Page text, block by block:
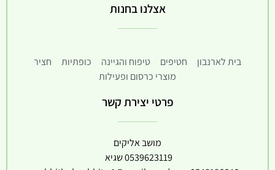
אצלנו בחנות
בית לארנבון חטיפים טיפוח והגיינה כופתיות
חציר
מוצרי כרסום ופעילות
פרטי יצירת קשר
מושב אליקים
0539623119שגיא